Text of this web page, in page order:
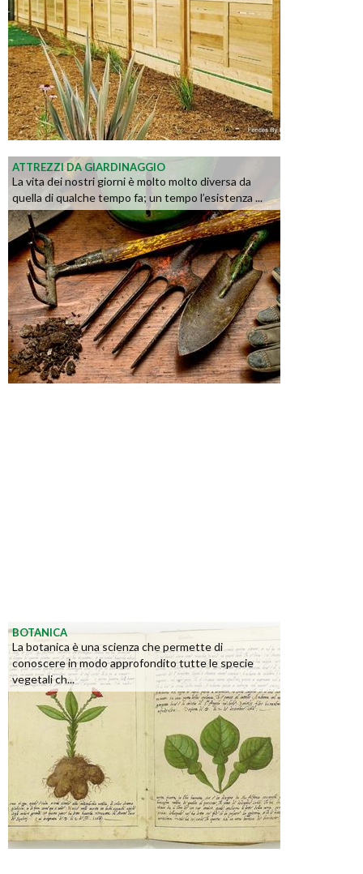
ATTREZZI DA GIARDINAGGIO
La vita dei nostri giorni è molto molto diversa da
quella di qualche tempo fa; un tempo l’esistenza ...
BOTANICA
La botanica è una scienza che permette di
conoscere in modo approfondito tutte le specie
vegetali ch...